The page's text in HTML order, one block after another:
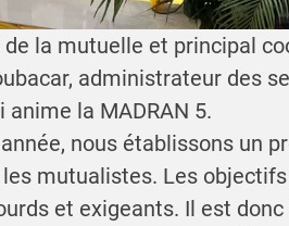
la mutuelle et principal
administrateur des
anime la MADRAN 5.
nous établissons un
mutualistes. Les
et exigeants. Il est